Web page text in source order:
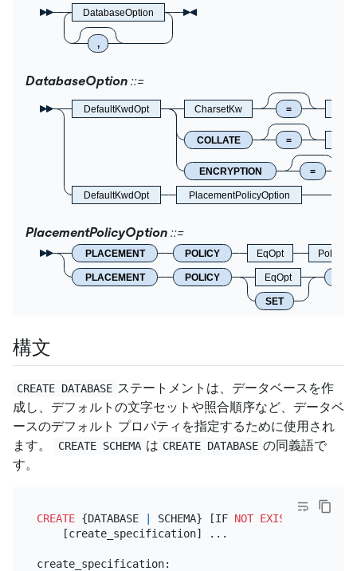
DatabaseOption
,
DatabaseOption
DefaultKwdOpt CharsetKw =
COLLATE =
ENCRYPTION =
DefaultKwdOpt PlacementPolicyOption
PlacementPolicyOption
PLACEMENT POLICY EqOpt
PLACEMENT POLICY EqOpt
SET
構文
CREATE DATABASE ステートメントは、データベースを作
成し、デフォルトの文字セットや照合順序など、データベ
ースのデフォルト プロパティを指定するために使用され
ます。
CREATE SCHEMA は CREATE DATABASE の同義語で
す。
CREATE {DATABASE | SCHEMA} [IF NOT EXISTS
] db_name
    [create_specification] ...
create_specification: